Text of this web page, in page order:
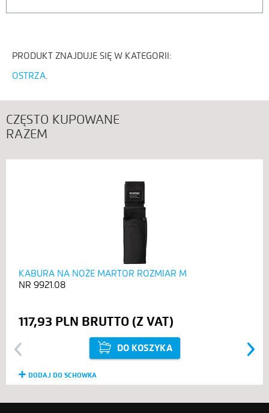
PRODUKT ZNAJDUJE SIĘ W KATEGORII:
OSTRZA
CZĘSTO KUPOWANE
RAZEM
Previous
KABURA NA NOŻE MARTOR ROZMIAR M
9921.08
117,93 PLN
DO KOSZYKA
DODAJ DO SCHOWKA
Next